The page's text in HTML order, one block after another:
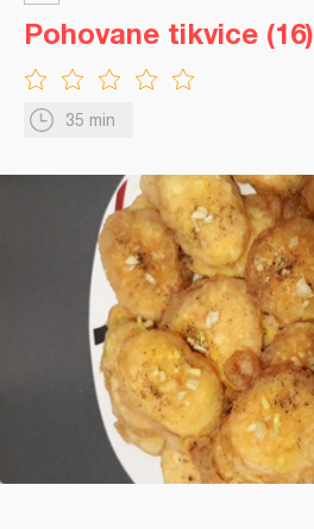
35 min
Pohovane tikvice (16)